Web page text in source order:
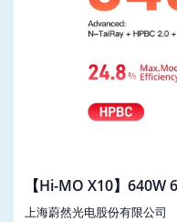
【Hi-MO X10】640W
640~670M
上海蔚然光电股份有限公司